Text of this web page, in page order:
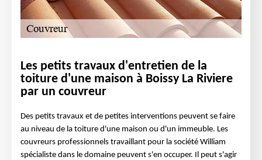
Les petits travaux d'entretien de la
toiture d'une maison à Boissy La Riviere
par un couvreur
Des petits travaux et de petites interventions peuvent se faire
au niveau de la toiture d'une maison ou d'un immeuble. Les
couvreurs professionnels travaillant pour la société William
spécialiste dans le domaine peuvent s'en occuper. Il peut s'agir